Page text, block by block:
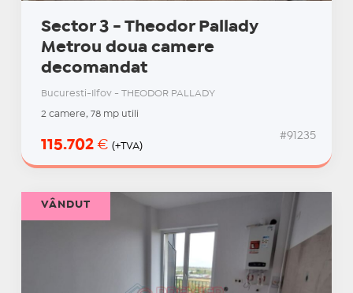
Sector 3 - Theodor Pallady
Metrou doua camere
decomandat
Bucuresti-Ilfov - THEODOR PALLADY
2 camere, 78 mp utili
115.702 € (+TVA)
#91235
VÂNDUT